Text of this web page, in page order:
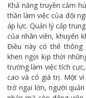
Khả năng truyền cảm
thần làm việc của đội
áp lực. Quản lý cấp
của nhân viên, khuyến
Điều này có thể thông
khen ngợi kịp thời
trường làm việc tích
cao và có giá trị. Một
trở ngại lớn, người